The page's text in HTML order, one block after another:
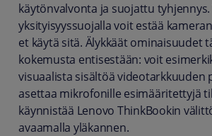
käytönvalvonta ja suojattu
yksityisyyssuojalla voit estää
et käytä sitä. Älykkäät ominaisuudet
kokemusta entisestään: voit
visuaalista sisältöä videotarkkuuden
asettaa mikrofonille esimääritettyjä
käynnistää Lenovo ThinkBookin
avaamalla yläkannen.